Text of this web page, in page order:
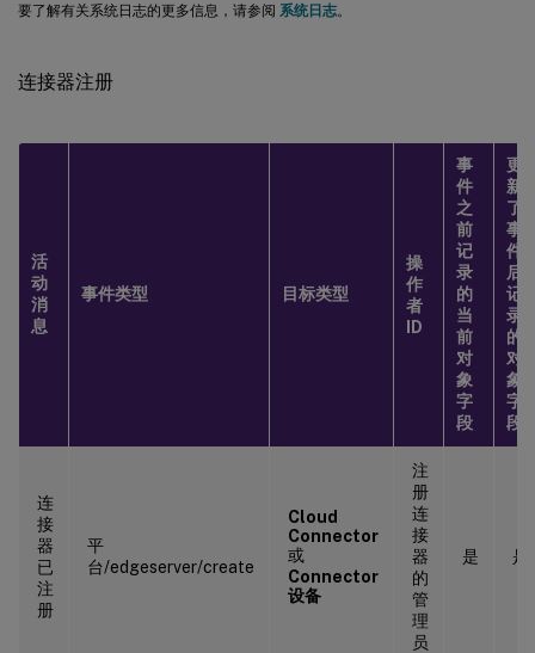
要了解有关系统日志的更多信息，请参阅 系统日志。
连接器注册
活
动
消
息
事件类型 目标类型
操
作
者
ID
事
件
之
前
记
录
的
当
前
对
象
字
段
更
新
了
事
件
后
记
录
的
对
象
字
段
连
接
器
已
注
册
平
台/edgeserver/create
Cloud
Connector
或
Connector
设备
注
册
连
接
器
的
管
理
员
是 是